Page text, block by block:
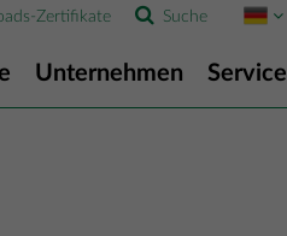
Unternehmen Service
Suche
Zertifikate